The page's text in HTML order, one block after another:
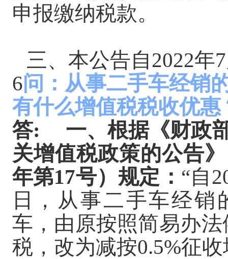
申报缴纳税款。
三、本公告自2022年
6问：从事二手车经销
有什么增值税税收优惠
答:
一、根据《财政
关增值税政策的公告
年第17号）规定： “自
日，从事二手车经
车，由原按照简易办
税，改为减按0.5%征